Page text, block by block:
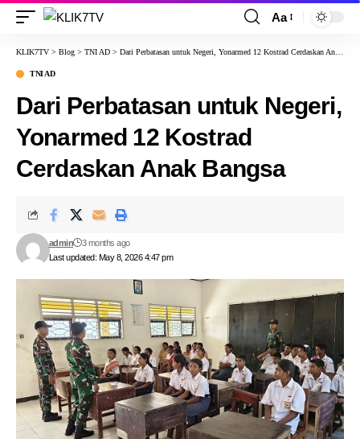
Aa
KLIK7TV > Blog > TNI AD > Dari Perbatasan untuk Negeri, Yonarmed 12 Kostrad Cerdaskan Anak Bangsa
TNI AD
Dari Perbatasan untuk Negeri,
Yonarmed 12 Kostrad
Cerdaskan Anak Bangsa
Last updated: May 8, 2026 4:47 pm
admin 3 months ago